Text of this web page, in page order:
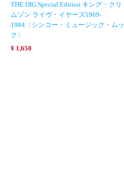
THE DIG Special Edition キング・クリ
ムゾン ライヴ・イヤーズ1969-
1984〈シンコー・ミュージック・ムッ
ク〉
¥ 1,650